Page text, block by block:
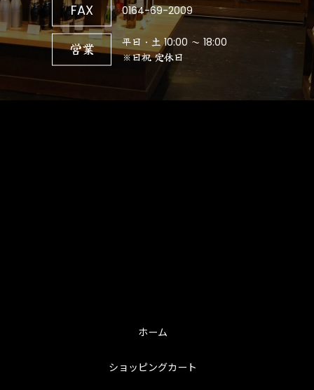
FAX 0164-69-2009
営業
平日・土 10:00 ～ 18:00
※日祝 定休日
ホーム
ショッピングカート